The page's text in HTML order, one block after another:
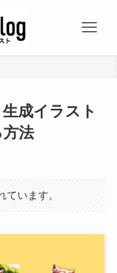
成イラスト
法
います。